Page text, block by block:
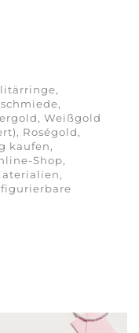
Weißgold
Roségold,
kaufen,
Shop,